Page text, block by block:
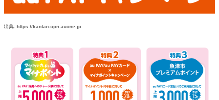
出典: https://kantan-cpn.auone.jp